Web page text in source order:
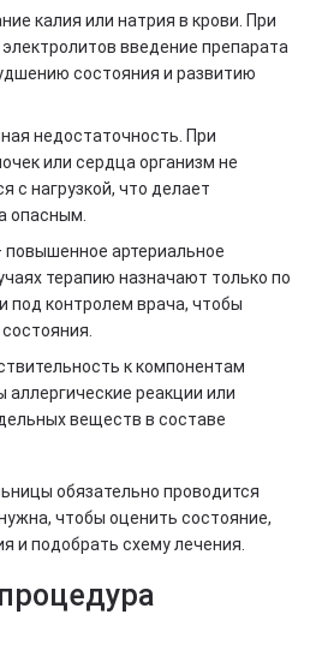
калия или натрия в крови. При
введение препарата
состояния и развитию
недостаточность. При
или сердца организм не
с нагрузкой, что делает
опасным.
повышенное артериальное
терапию назначают только по
под контролем врача, чтобы
к компонентам
реакции или
веществ в составе
обязательно проводится
чтобы оценить состояние,
и подобрать схему лечения.